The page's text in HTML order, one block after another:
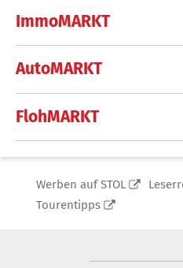
ImmoMARKT
AutoMARKT
FlohMARKT
Werben auf STOL
Tourentipps